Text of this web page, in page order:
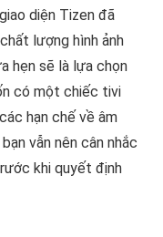
diện Tizen đã
lượng hình ảnh
hẹn sẽ là lựa chọn
có một chiếc tivi
hạn chế về âm
vẫn nên cân nhắc
khi quyết định